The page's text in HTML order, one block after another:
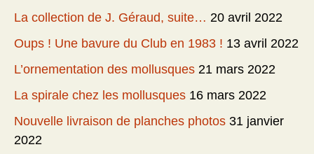
La collection de J. Géraud, suite… 20 avril 2022
Oups ! Une bavure du Club en 1983 ! 13 avril 2022
L’ornementation des mollusques 21 mars 2022
La spirale chez les mollusques 16 mars 2022
Nouvelle livraison de planches photos 31 janvier
2022